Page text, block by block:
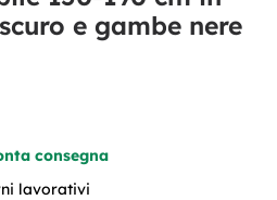
e gambe nere
consegna
lavorativi